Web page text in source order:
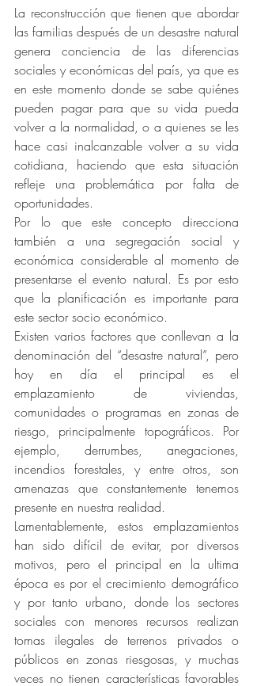
La reconstrucción que tienen que abordar
las familias después de un desastre natural
genera conciencia de las diferencias
sociales y económicas del país, ya que es
en este momento donde se sabe quiénes
pueden pagar para que su vida pueda
volver a la normalidad, o a quienes se les
hace casi inalcanzable volver a su vida
cotidiana, haciendo que esta situación
refleje una problemática por falta de
oportunidades.
Por lo que este concepto direcciona
también a una segregación social y
económica considerable al momento de
presentarse el evento natural. Es por esto
que la planificación es importante para
este sector socio económico.
Existen varios factores que conllevan a la
denominación del “desastre natural”, pero
hoy en día el principal es el
emplazamiento de viviendas,
comunidades o programas en zonas de
riesgo, principalmente topográficos. Por
ejemplo, derrumbes, anegaciones,
incendios forestales, y entre otros, son
amenazas que constantemente tenemos
presente en nuestra realidad.
Lamentablemente, estos emplazamientos
han sido difícil de evitar, por diversos
motivos, pero el principal en la ultima
época es por el crecimiento demográfico
y por tanto urbano, donde los sectores
sociales con menores recursos realizan
tomas ilegales de terrenos privados o
públicos en zonas riesgosas, y muchas
veces no tienen características favorables